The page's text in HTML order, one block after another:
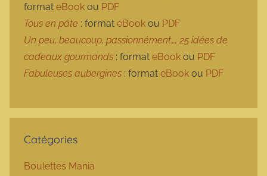
format eBook ou PDF
Tous en pâte : format eBook ou PDF
Un peu, beaucoup, passionnément…, 25 idées de
cadeaux gourmands : format eBook ou PDF
Fabuleuses aubergines : format eBook ou PDF
Catégories
Boulettes Mania